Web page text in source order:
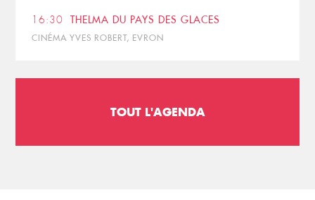
16:30 THELMA DU PAYS DES GLACES
CINÉMA YVES ROBERT, EVRON
TOUT L'AGENDA